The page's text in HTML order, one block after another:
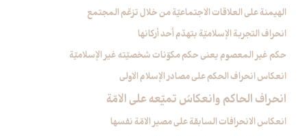
الهيمنة على العلاقات الاجتماعيّة من خلال تزعّم المجتمع
انحراف التجربة الإسلاميّة بتهدّم أحد أركانها
حكم غير المعصوم يعني حكم مكوّنات شخصيّته غير الإسلاميّة
انعكاس انحراف الحكم على مصادر الإسلام الاولى
انحراف الحاكم وانعكاسُ تميّعه على الامّة
انعكاس الانحرافات السابقة على مصير الامّة نفسها